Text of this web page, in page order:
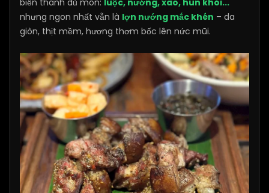
biến thành đủ món: luộc, nướng, xào, hun khói...
nhưng ngon nhất vẫn là lợn nướng mắc khén – da
giòn, thịt mềm, hương thơm bốc lên nức mũi.